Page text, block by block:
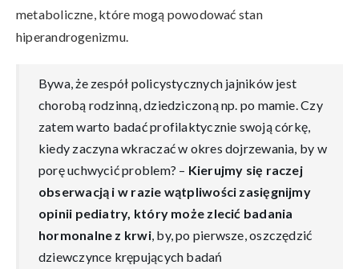
metaboliczne, które mogą powodować stan
hiperandrogenizmu.
Bywa, że zespół policystycznych jajników jest
chorobą rodzinną, dziedziczoną np. po mamie. Czy
zatem warto badać profilaktycznie swoją córkę,
kiedy zaczyna wkraczać w okres dojrzewania, by w
porę uchwycić problem? – Kierujmy się raczej
obserwacją i w razie wątpliwości zasięgnijmy
opinii pediatry, który może zlecić badania
hormonalne z krwi, by, po pierwsze, oszczędzić
dziewczynce krępujących badań